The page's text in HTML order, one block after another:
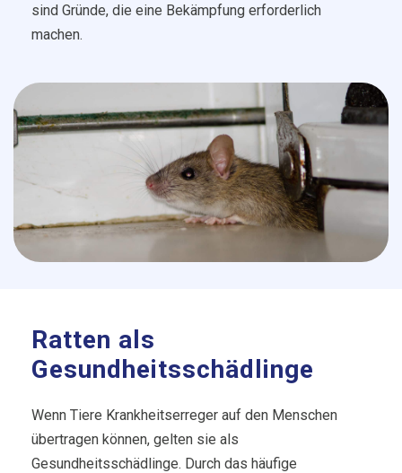
sind Gründe, die eine Bekämpfung erforderlich
machen.
Ratten als
Gesundheitsschädlinge
Wenn Tiere Krankheitserreger auf den Menschen
übertragen können, gelten sie als
Gesundheitsschädlinge. Durch das häufige